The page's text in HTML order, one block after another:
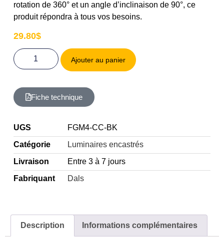
rotation de 360° et un angle d’inclinaison de 90°, ce
produit répondra à tous vos besoins.
29.80$
Ajouter au panier
Fiche technique
UGS
FGM4-CC-BK
Catégorie
Luminaires encastrés
Livraison
Entre 3 à 7 jours
Fabriquant
Dals
Description Informations complémentaires